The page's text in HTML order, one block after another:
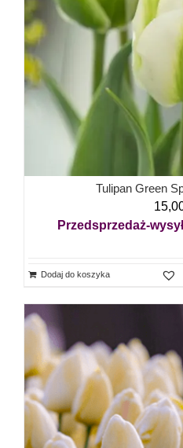
Tulipan Green
Przedsprzedaż-
Dodaj do koszyka